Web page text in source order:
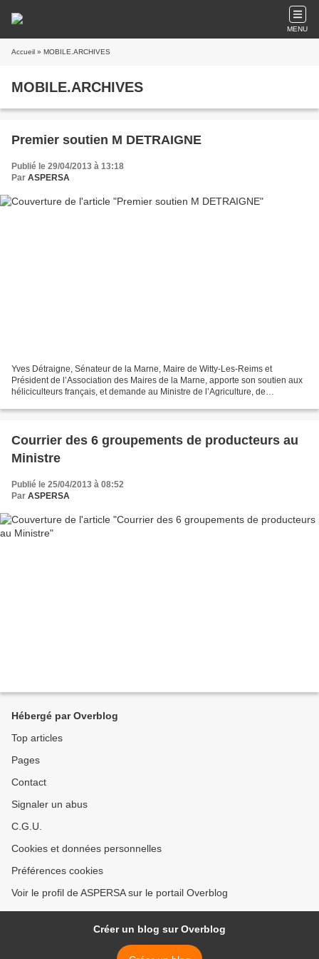
MENU
Accueil » MOBILE.ARCHIVES
MOBILE.ARCHIVES
Premier soutien M DETRAIGNE
Publié le 29/04/2013 à 13:18
Par ASPERSA
Yves Détraigne, Sénateur de la Marne, Maire de Witty-Les-Reims et
Président de l’Association des Maires de la Marne, apporte son soutien aux
héliciculteurs français, et demande au Ministre de l’Agriculture, de
Courrier des 6 groupements de producteurs au
Ministre
Publié le 25/04/2013 à 08:52
Par ASPERSA
Hébergé par Overblog
Top articles
Pages
Contact
Signaler un abus
C.G.U.
Cookies et données personnelles
Préférences cookies
Voir le profil de ASPERSA sur le portail Overblog
Créer un blog sur Overblog